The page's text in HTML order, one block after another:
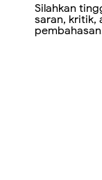
Silahkan
saran, kritik,